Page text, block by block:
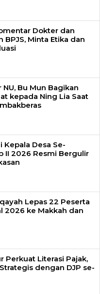
Dokter dan
BPJS, Minta Etika dan
Bu Mun Bagikan
kepada Ning Lia Saat
Kepala Desa Se-
II 2026 Resmi Bergulir
Lepas 22 Peserta
2026 ke Makkah dan
Perkuat Literasi Pajak,
dengan DJP se-